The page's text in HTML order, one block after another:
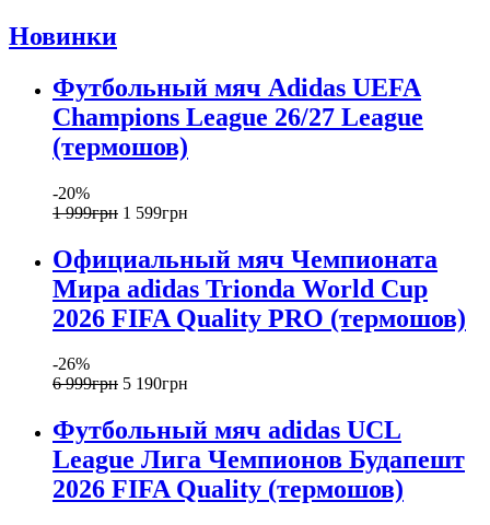
Новинки
Футбольный мяч Adidas UEFA
Champions League 26/27 League
(термошов)
-20%
1 999грн 1 599грн
Официальный мяч Чемпионата
Мира adidas Trionda World Cup
2026 FIFA Quality PRO (термошов)
-26%
6 999грн 5 190грн
Футбольный мяч adidas UCL
League Лига Чемпионов Будапешт
2026 FIFA Quality (термошов)